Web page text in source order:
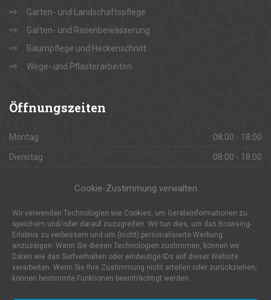
Cookie-Zustimmung verwalten
Wir verwenden Technologien wie Cookies, um Geräteinformationen zu
speichern und/oder darauf zuzugreifen. Wir tun dies, um das Browsing-
Erlebnis zu verbessern und um (nicht) personalisierte Werbung
anzuzeigen. Wenn Sie diesen Technologien zustimmen, können wir
Daten wie das Surfverhalten oder eindeutige IDs auf dieser Website
verarbeiten. Wenn Sie Ihre Zustimmung nicht erteilen oder zurückziehen,
können bestimmte Funktionen beeinträchtigt werden.
Garten- und Landschaftspflege
Garten- und Rasenbewässerung
Baumpflege und Heckenschnitt
Wege- und Pflasterarbeiten
Öffnungszeiten
Montag 08:00 - 18:00
Dienstag 08:00 - 18:00
Freitag 08:00 - 18:00
Samstag 08:00 - 18:00
Sonntag Geschlossen